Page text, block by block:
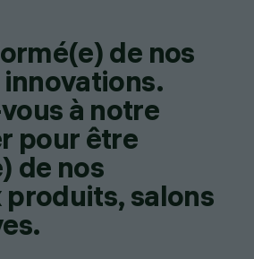
de nos
à notre
pour être
de nos
produits, salons